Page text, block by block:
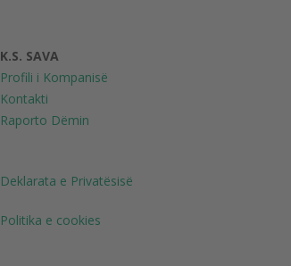
K.S. SAVA
Profili i Kompanisë
Kontakti
Raporto Dëmin
Deklarata e Privatësisë
Politika e cookies